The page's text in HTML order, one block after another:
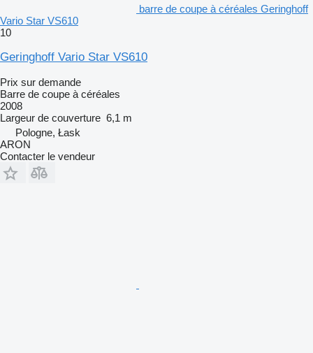
barre de coupe à céréales Geringhoff
Vario Star VS610
10
Geringhoff Vario Star VS610
Prix sur demande
Barre de coupe à céréales
2008
Largeur de couverture 6,1 m
Pologne, Łask
ARON
Contacter le vendeur